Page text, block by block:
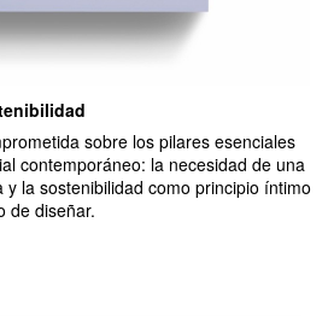
sobre los pilares esenciales
contemporáneo: la necesidad de una
y la sostenibilidad como principio íntimo
de diseñar.